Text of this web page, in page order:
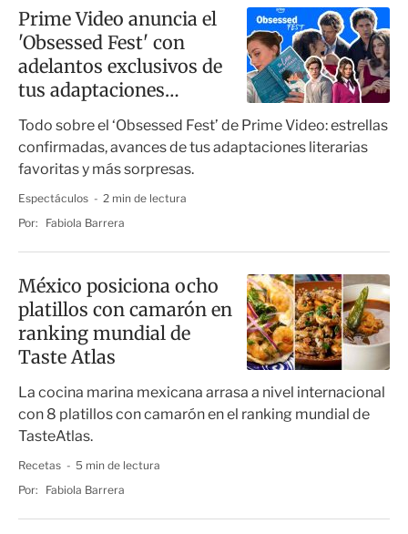
Prime Video anuncia el
'Obsessed Fest' con
adelantos exclusivos de
tus adaptaciones
favoritas
Todo sobre el ‘Obsessed Fest’ de Prime Video: estrellas
confirmadas, avances de tus adaptaciones literarias
favoritas y más sorpresas.
Espectáculos
2 min de lectura
Por:
Fabiola Barrera
México posiciona ocho
platillos con camarón en
ranking mundial de
Taste Atlas
La cocina marina mexicana arrasa a nivel internacional
con 8 platillos con camarón en el ranking mundial de
TasteAtlas.
Recetas
5 min de lectura
Por:
Fabiola Barrera